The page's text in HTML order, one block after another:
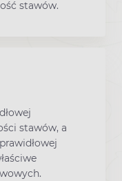
stawów.
stawów, a